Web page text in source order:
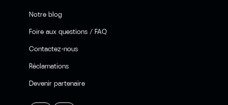
Notre blog
Foire aux questions / FAQ
Contactez-nous
Réclamations
Devenir partenaire